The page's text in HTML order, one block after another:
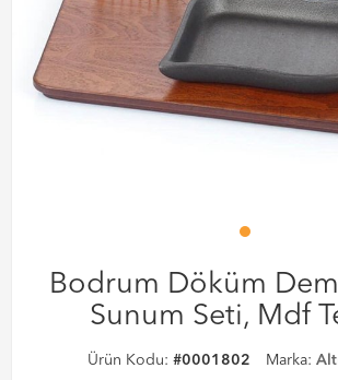
Bodrum Döküm
Sunum Seti, Mdf
Ürün Kodu: #0001802 Marka: